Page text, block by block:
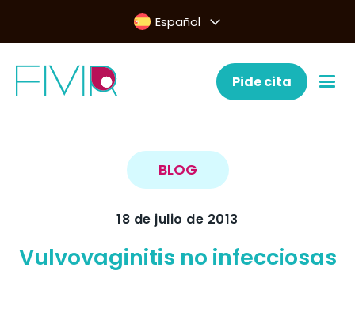
Español
Pide cita
BLOG
18 de julio de 2013
Vulvovaginitis no infecciosas